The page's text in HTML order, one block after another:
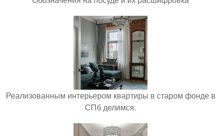
Реализованным интерьером квартиры в старом фонде в
СПб делимся.